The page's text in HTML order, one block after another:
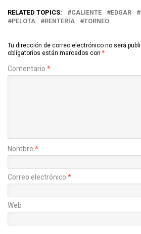
RELATED TOPICS: CALIENTE EDGAR
PELOTA
RENTERÍA TORNEO
Tu dirección de correo electrónico no será
obligatorios están marcados con *
Comentario *
Nombre *
Correo electrónico *
Web